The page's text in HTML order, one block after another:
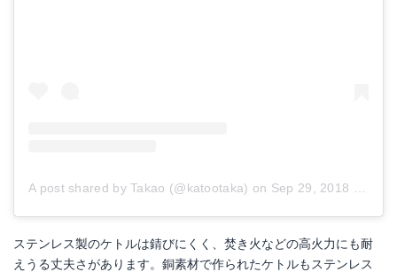
A post shared by Takao (@katootaka) on Sep 29, 2018 at 1:44am PDT
ステンレス製のケトルは錆びにくく、焚き火などの高火力にも耐
えうる丈夫さがあります。銅素材で作られたケトルもステンレス